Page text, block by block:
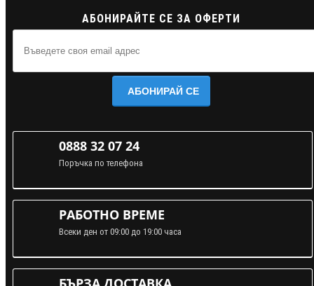
АБОНИРАЙТЕ СЕ ЗА ОФЕРТИ
АБОНИРАЙ СЕ
0888 32 07 24
Поръчка по телефона
РАБОТНО ВРЕМЕ
Всеки ден от 09:00 до 19:00 часа